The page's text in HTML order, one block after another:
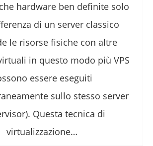
hardware ben definite solo
di un server classico
le risorse fisiche con altre
in questo modo più VPS
essere eseguiti
sullo stesso server
Questa tecnica di
virtualizzazione…